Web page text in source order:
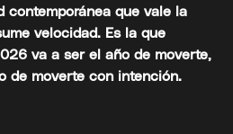
contemporánea que vale la
velocidad. Es la que
va a ser el año de moverte,
de moverte con intención.